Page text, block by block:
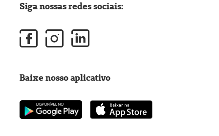
Siga nossas redes sociais:
Baixe nosso aplicativo